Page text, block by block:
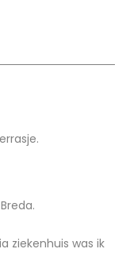
ziekenhuis was ik